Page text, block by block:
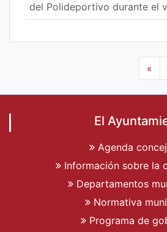
del Polideportivo durante el
«
El
Agenda
Información sobre la
Departamentos
Normativa
Programa de